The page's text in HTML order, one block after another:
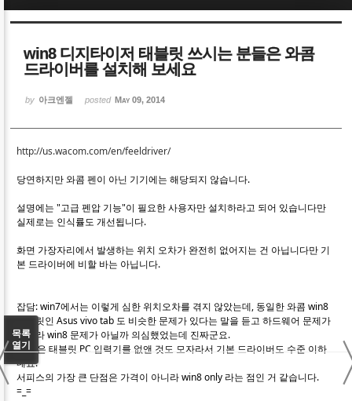
win8 디지타이저 태블릿 쓰시는 분들은 와콤
드라이버를 설치해 보세요
by 아크엔젤 posted May 09, 2014
http://us.wacom.com/en/feeldriver/
당연하지만 와콤 펜이 아닌 기기에는 해당되지 않습니다.
설명에는 "고급 펜압 기능"이 필요한 사용자만 설치하라고 되어 있습니다만
실제로는 인식률도 개선됩니다.
화면 가장자리에서 발생하는 위치 오차가 완전히 없어지는 건 아닙니다만 기
본 드라이버에 비할 바는 아닙니다.
잡담: win7에서는 이렇게 심한 위치오차를 겪지 않았는데, 동일한 와콤 win8
태블릿인 Asus vivo tab 도 비슷한 문제가 있다는 말을 듣고 하드웨어 문제가
아니라 win8 문제가 아닐까 의심했었는데 진짜군요.
win8은 태블릿 PC 입력기를 없앤 것도 모자라서 기본 드라이버도 수준 이하
네요.
서피스의 가장 큰 단점은 가격이 아니라 win8 only 라는 점인 거 같습니다.
=_=
목록
열기
Sketchbook5, 스케치북5
Sketchbook5, 스케치북5
Sketchbook5, 스케치북5
Sketchbook5, 스케치북5